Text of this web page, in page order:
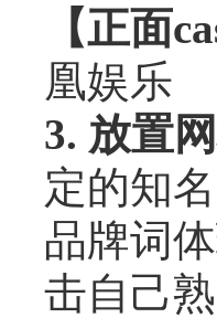
【正面
凰娱乐
3. 放置
定的知
品牌词
击自己